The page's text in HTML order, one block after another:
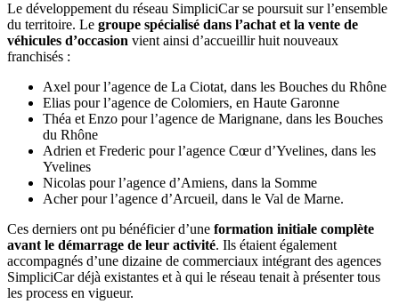
Le développement du réseau SimpliciCar se poursuit sur l’ensemble
du territoire. Le groupe spécialisé dans l’achat et la vente de
véhicules d’occasion vient ainsi d’accueillir huit nouveaux
franchisés :
Axel pour l’agence de La Ciotat, dans les Bouches du Rhône
Elias pour l’agence de Colomiers, en Haute Garonne
Théa et Enzo pour l’agence de Marignane, dans les Bouches
du Rhône
Adrien et Frederic pour l’agence Cœur d’Yvelines, dans les
Yvelines
Nicolas pour l’agence d’Amiens, dans la Somme
Acher pour l’agence d’Arcueil, dans le Val de Marne.
Ces derniers ont pu bénéficier d’une formation initiale complète
avant le démarrage de leur activité. Ils étaient également
accompagnés d’une dizaine de commerciaux intégrant des agences
SimpliciCar déjà existantes et à qui le réseau tenait à présenter tous
les process en vigueur.